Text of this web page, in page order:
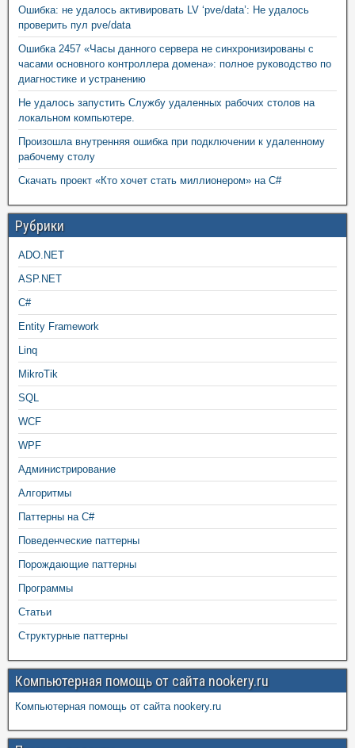
Ошибка: не удалось активировать LV ‘pve/data’: Не удалось
проверить пул pve/data
Ошибка 2457 «Часы данного сервера не синхронизированы с
часами основного контроллера домена»: полное руководство по
диагностике и устранению
Не удалось запустить Службу удаленных рабочих столов на
локальном компьютере.
Произошла внутренняя ошибка при подключении к удаленному
рабочему столу
Скачать проект «Кто хочет стать миллионером» на C#
Рубрики
ADO.NET
ASP.NET
C#
Entity Framework
Linq
MikroTik
SQL
WCF
WPF
Администрирование
Алгоритмы
Паттерны на C#
Поведенческие паттерны
Порождающие паттерны
Программы
Статьи
Структурные паттерны
Компьютерная помощь от сайта nookery.ru
Компьютерная помощь от сайта nookery.ru